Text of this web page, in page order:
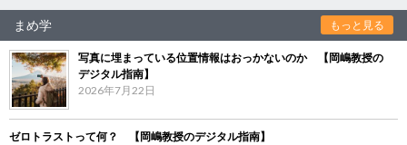
まめ学 もっと見る
写真に埋まっている位置情報はおっかないのか 【岡嶋教授の
デジタル指南】
2026年7月22日
ゼロトラストって何？ 【岡嶋教授のデジタル指南】